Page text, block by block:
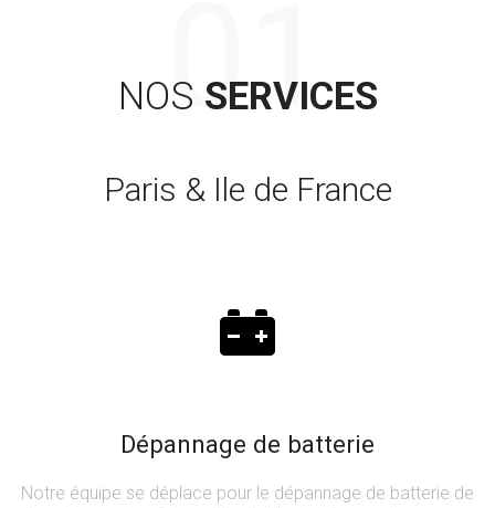
NOS SERVICES
Paris & Ile de France
Dépannage de batterie
Notre équipe se déplace pour le dépannage de batterie de